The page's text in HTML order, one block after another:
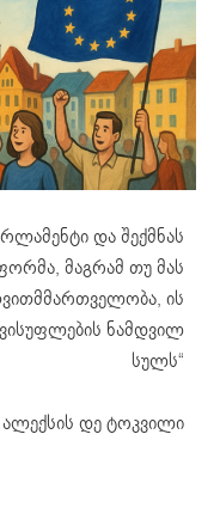
და შექმნას
მაგრამ თუ მას
ის
ნამდვილ
სულს“
ალექსის დე ტოკვილი